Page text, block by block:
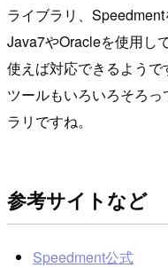
ライブラリ、Speedment
Java7やOracleを使用し
使えば対応できるようで
ツールもいろいろそろ
ラリですね。
参考サイトなど
Speedment公式